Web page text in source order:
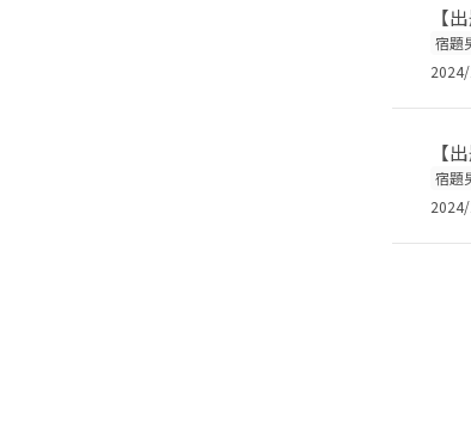
【
宿題
【
宿題